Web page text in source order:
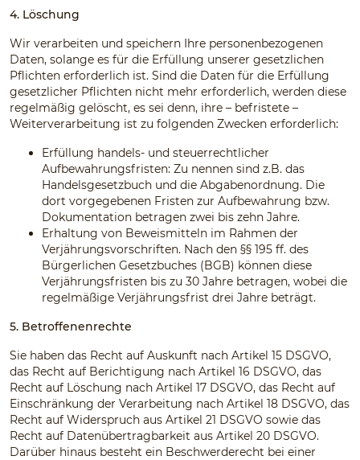
4. Löschung
Wir verarbeiten und speichern Ihre personenbezogenen
Daten, solange es für die Erfüllung unserer gesetzlichen
Pflichten erforderlich ist. Sind die Daten für die Erfüllung
gesetzlicher Pflichten nicht mehr erforderlich, werden diese
regelmäßig gelöscht, es sei denn, ihre – befristete –
Weiterverarbeitung ist zu folgenden Zwecken erforderlich:
Erfüllung handels- und steuerrechtlicher
Aufbewahrungsfristen: Zu nennen sind z.B. das
Handelsgesetzbuch und die Abgabenordnung. Die
dort vorgegebenen Fristen zur Aufbewahrung bzw.
Dokumentation betragen zwei bis zehn Jahre.
Erhaltung von Beweismitteln im Rahmen der
Verjährungsvorschriften. Nach den §§ 195 ff. des
Bürgerlichen Gesetzbuches (BGB) können diese
Verjährungsfristen bis zu 30 Jahre betragen, wobei die
regelmäßige Verjährungsfrist drei Jahre beträgt.
5. Betroffenenrechte
Sie haben das Recht auf Auskunft nach Artikel 15 DSGVO,
das Recht auf Berichtigung nach Artikel 16 DSGVO, das
Recht auf Löschung nach Artikel 17 DSGVO, das Recht auf
Einschränkung der Verarbeitung nach Artikel 18 DSGVO, das
Recht auf Widerspruch aus Artikel 21 DSGVO sowie das
Recht auf Datenübertragbarkeit aus Artikel 20 DSGVO.
Darüber hinaus besteht ein Beschwerderecht bei einer